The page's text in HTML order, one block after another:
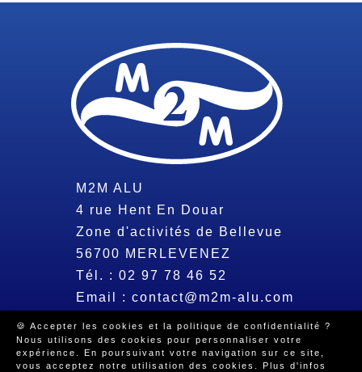
M2M ALU
4 rue Hent En Douar
Zone d'activités de Bellevue
56700 MERLEVENEZ
Tél. :02 97 78 46 52
Email :contact@m2m-alu.com
© 2026 Tous droits réservés -Mentions légales-Politique de
confidentialité -Beeview, agence web Morbihan
🍪 Accepter les cookies et la politique de confidentialité ?
Nous utilisons des cookies pour personnaliser votre
expérience. En poursuivant votre navigation sur ce site,
vous acceptez notre utilisation des cookies. Plus d'infos